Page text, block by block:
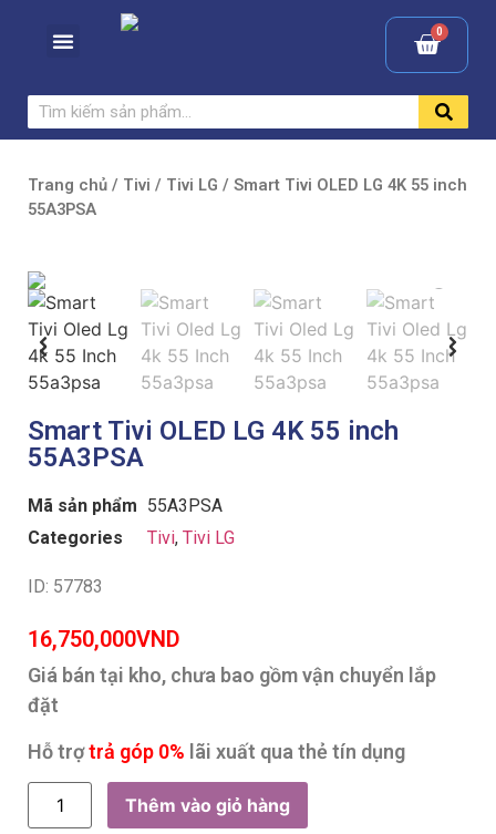
Trang chủ / Tivi / Tivi LG / Smart Tivi OLED LG 4K 55 inch
55A3PSA
Smart Tivi OLED LG 4K 55 inch
55A3PSA
Mã sản phẩm 55A3PSA
Categories
Tivi, Tivi LG
ID: 57783
16,750,000VND
Giá bán tại kho, chưa bao gồm vận chuyển lắp
đặt
Hỗ trợtrả góp 0% lãi xuất qua thẻ tín dụng
Thêm vào giỏ hàng